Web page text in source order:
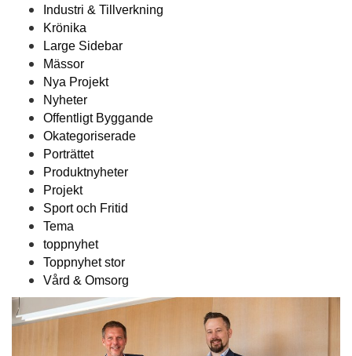
Industri & Tillverkning
Krönika
Large Sidebar
Mässor
Nya Projekt
Nyheter
Offentligt Byggande
Okategoriserade
Porträttet
Produktnyheter
Projekt
Sport och Fritid
Tema
toppnyhet
Toppnyhet stor
Vård & Omsorg